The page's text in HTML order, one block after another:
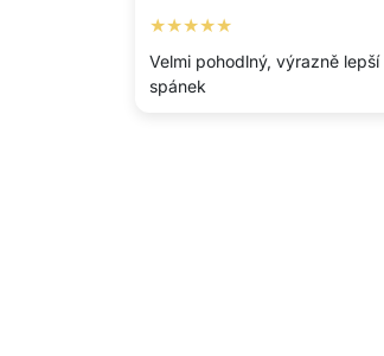
★★★★★
Velmi pohodlný, výrazně lepší
spánek